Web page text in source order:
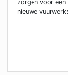
zorgen voor een
nieuwe